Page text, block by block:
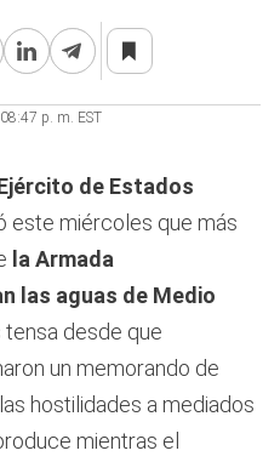
p. m. EST
de Estados
este miércoles que más
la Armada
las aguas de Medio
tensa desde que
un memorando de
hostilidades a mediados
mientras el